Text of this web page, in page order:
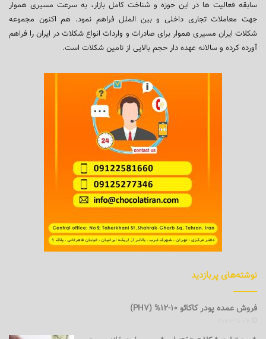
سابقه فعالیت ها در این حوزه و شناخت کامل بازار، به سرعت مسیری هموار
جهت معاملات تجاری داخلی و بین الملل فراهم نمود. هم اکنون مجموعه
شکلات ایران مسیری هموار برای صادرات و واردات انواع شکلات در ایران را فراهم
آورده کرده و سالانه عهده دار حجم بالایی از تامین شکلات است.
نوشته‌های پربازدید
فروش عمده پودر کاکائو 10-12% (PH7)